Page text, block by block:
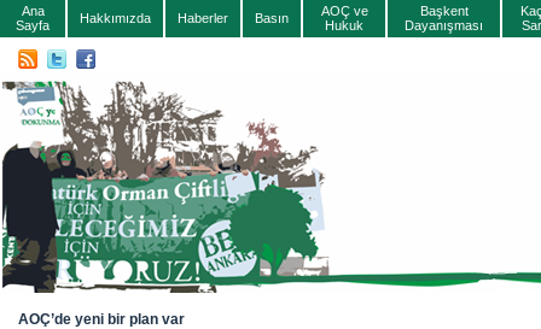
Ana
Sayfa
Hakkımızda Haberler Basın
AOÇ ve
Hukuk
Başkent
Dayanışması
AOÇ’de yeni bir plan var